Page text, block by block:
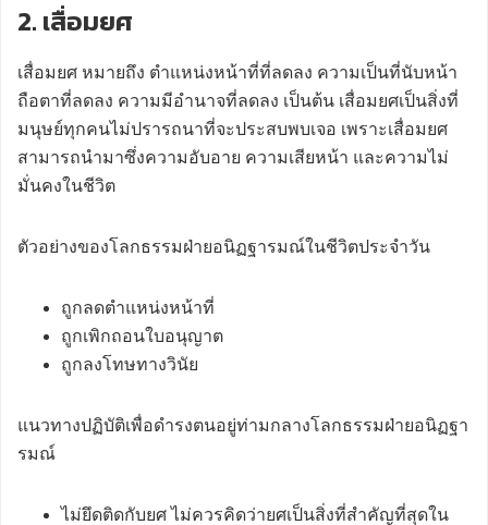
2. เสื่อมยศ
เสื่อมยศ หมายถึง ตำแหน่งหน้าที่ที่ลดลง ความเป็นที่นับหน้า
ถือตาที่ลดลง ความมีอำนาจที่ลดลง เป็นต้น เสื่อมยศเป็นสิ่งที่
มนุษย์ทุกคนไม่ปรารถนาที่จะประสบพบเจอ เพราะเสื่อมยศ
สามารถนำมาซึ่งความอับอาย ความเสียหน้า และความไม่
มั่นคงในชีวิต
ตัวอย่างของโลกธรรมฝ่ายอนิฏฐารมณ์ในชีวิตประจำวัน
ถูกลดตำแหน่งหน้าที่
ถูกเพิกถอนใบอนุญาต
ถูกลงโทษทางวินัย
แนวทางปฏิบัติเพื่อดำรงตนอยู่ท่ามกลางโลกธรรมฝ่ายอนิฏฐา
รมณ์
ไม่ยึดติดกับยศ ไม่ควรคิดว่ายศเป็นสิ่งที่สำคัญที่สุดใน